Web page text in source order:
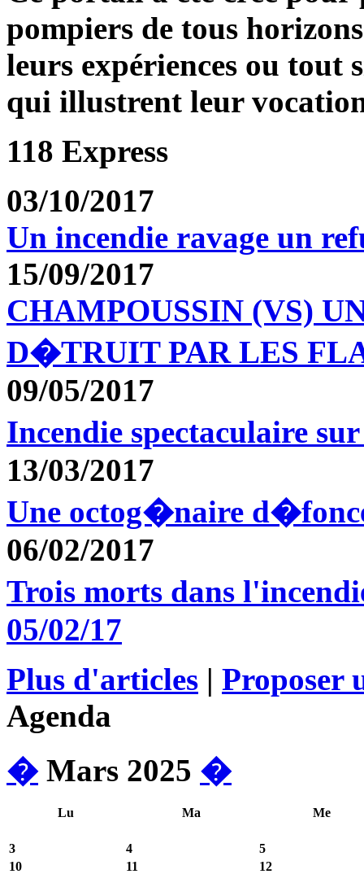
pompiers de tous
leurs expériences ou tout
qui illustrent leur
118 Express
03/10/2017
Un incendie ravage un
15/09/2017
CHAMPOUSSIN (VS)
D�TRUIT PAR LES
09/05/2017
Incendie spectaculaire
13/03/2017
Une octog�naire
06/02/2017
Trois morts dans
05/02/17
Plus d'articles | Proposer
Agenda
�Mars 2025 �
Lu Ma Me
3 4
5
10
11
12